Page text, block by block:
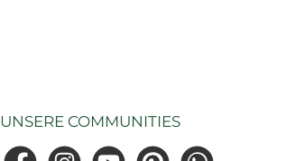
UNSERE COMMUNITIES